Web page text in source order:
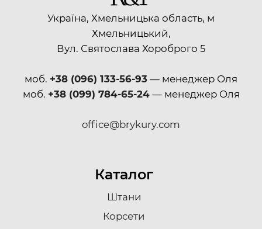
Україна, Хмельницька область, м
Хмельницький,
Вул. Святослава Хороброго 5
моб. +38 (096) 133-56-93 — менеджер Оля
моб. +38 (099) 784-65-24— менеджер Оля
office@brykury.com
Каталог
Штани
Корсети